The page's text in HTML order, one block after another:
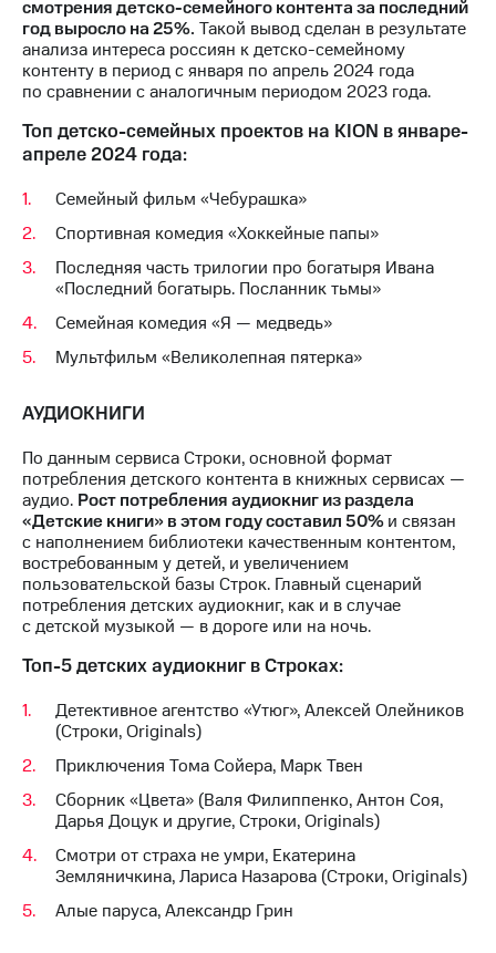
смотрения детско-семейного контента за последний
год выросло на 25%. Такой вывод сделан в результате
анализа интереса россиян к детско-семейному
контенту в период с января по апрель 2024 года
по сравнении с аналогичным периодом 2023 года.
Топ детско-семейных проектов на KION в январе-
апреле 2024 года:
Семейный фильм «Чебурашка»
Спортивная комедия «Хоккейные папы»
Последняя часть трилогии про богатыря Ивана
«Последний богатырь. Посланник тьмы»
Семейная комедия «Я — медведь»
Мультфильм «Великолепная пятерка»
АУДИОКНИГИ
По данным сервиса Строки, основной формат
потребления детского контента в книжных сервисах —
аудио. Рост потребления аудиокниг из раздела
«Детские книги» в этом году составил 50%и связан
с наполнением библиотеки качественным контентом,
востребованным у детей, и увеличением
пользовательской базы Строк. Главный сценарий
потребления детских аудиокниг, как и в случае
с детской музыкой — в дороге или на ночь.
Топ-5 детских аудиокниг в Строках:
Детективное агентство «Утюг», Алексей Олейников
(Строки, Originals)
Приключения Тома Сойера, Марк Твен
Сборник «Цвета» (Валя Филиппенко, Антон Соя,
Дарья Доцук и другие, Строки, Originals)
Смотри от страха не умри, Екатерина
Земляничкина, Лариса Назарова (Строки, Originals)
Алые паруса, Александр Грин